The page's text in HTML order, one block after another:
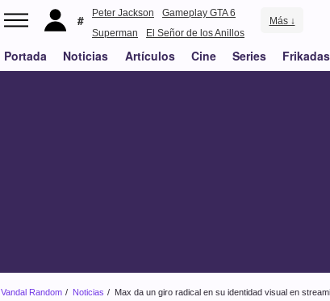
Peter Jackson
Gameplay GTA 6
Superman
El Señor de los Anillos
Más ↓
Portada Noticias Artículos Cine Series Frikadas
Vandal Random Noticias Max da un giro radical en su identidad visual en